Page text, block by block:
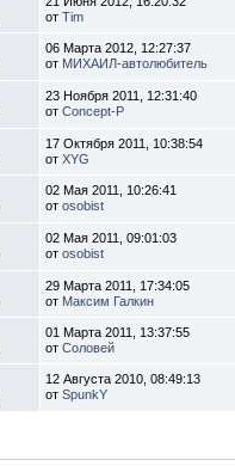
от Tim
06 Марта 2012, 12:27:37
от МИХАИЛ-автолюбитель
23 Ноября 2011, 12:31:40
от Concept-P
17 Октября 2011, 10:38:54
от XYG
02 Мая 2011, 10:26:41
от osobist
02 Мая 2011, 09:01:03
от osobist
29 Марта 2011, 17:34:05
от Максим Галкин
01 Марта 2011, 13:37:55
от Соловей
12 Августа 2010, 08:49:13
от SpunkY